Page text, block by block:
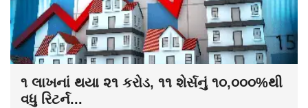
૧ લાખનાં થયા ૨૧ કરોડ, ૧૧ શેર્સનું ૧૦,૦૦૦%થી
વધુ રિટર્ન...